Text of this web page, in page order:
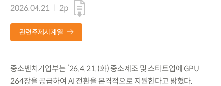
2026.04.21
2p
관련주제시계열
중소벤처기업부는 ’26.4.21.(화) 중소제조 및 스타트업에 GPU
264장을 공급하여 AI 전환을 본격적으로 지원한다고 밝혔다.